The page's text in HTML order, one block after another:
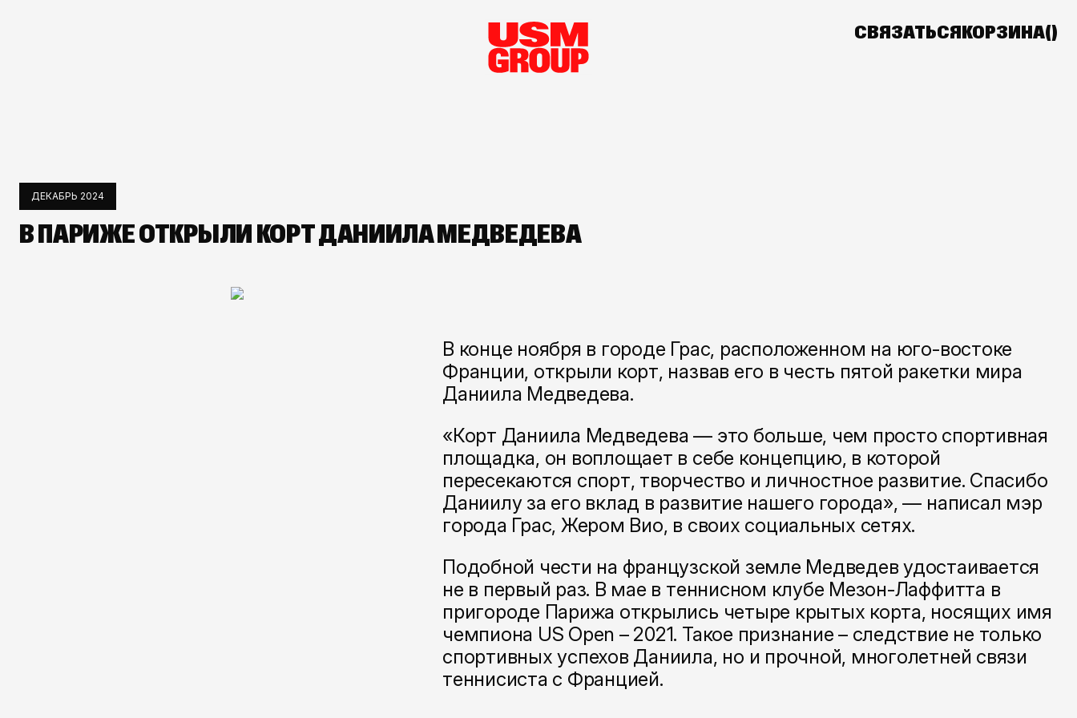
СВЯЗАТЬСЯКОРЗИНА()
ДЕКАБРЬ 2024
В ПАРИЖЕ ОТКРЫЛИ КОРТ ДАНИИЛА МЕДВЕДЕВА
В конце ноября в городе Грас, расположенном на юго-востоке
Франции, открыли корт, назвав его в честь пятой ракетки мира
Даниила Медведева.
«Корт Даниила Медведева — это больше, чем просто спортивная
площадка, он воплощает в себе концепцию, в которой
пересекаются спорт, творчество и личностное развитие. Спасибо
Даниилу за его вклад в развитие нашего города», — написал мэр
города Грас, Жером Вио, в своих социальных сетях.
Подобной чести на французской земле Медведев удостаивается
не в первый раз. В мае в теннисном клубе Мезон-Лаффитта в
пригороде Парижа открылись четыре крытых корта, носящих имя
чемпиона US Open – 2021. Такое признание – следствие не только
спортивных успехов Даниила, но и прочной, многолетней связи
теннисиста с Францией.